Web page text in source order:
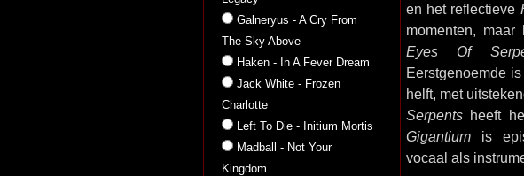
Galneryus - A Cry From
The Sky Above
Haken - In A Fever Dream
Jack White - Frozen
Charlotte
Left To Die - Initium Mortis
Madball - Not Your
Kingdom
en het reflectieve
momenten,
Eyes Of
Eerstgenoemde
helft, met
Serpentsheeft
Gigantiumis
vocaal als